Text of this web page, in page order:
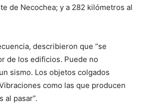
de Necochea; y a 282 kilómetros al
describieron que “se
de los edificios. Puede no
sismo. Los objetos colgados
como las que producen
al pasar”.